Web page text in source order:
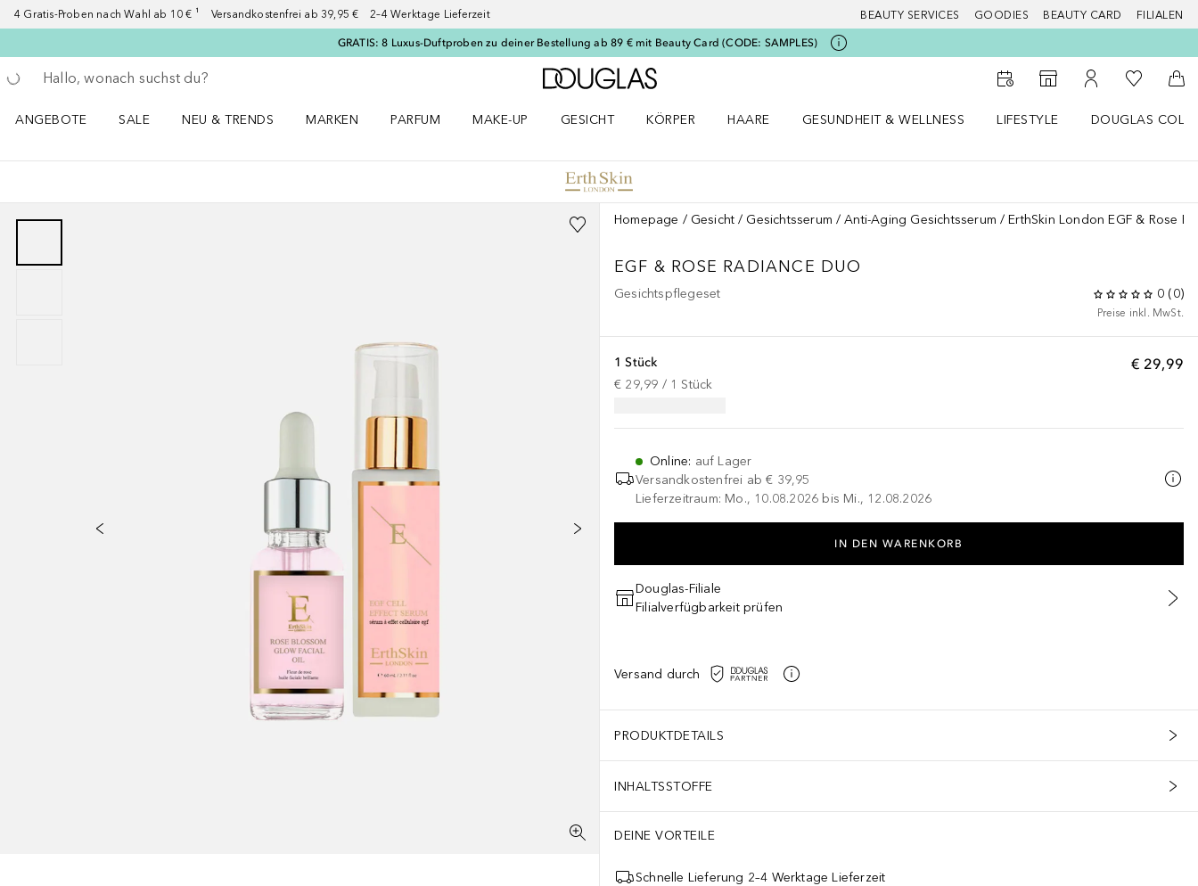
4 Gratis-Proben nach Wahl ab 10 € ¹ Versandkostenfrei ab 39,95 € 2–4 Werktage Lieferzeit BEAUTY SERVICES GOODIES BEAUTY CARD FILIALEN
GRATIS: 8 Luxus-Duftproben zu deiner Bestellung ab 89 € mit Beauty Card (CODE: SAMPLES)
Gehe zurück
Suche ausführen
Zur Douglas Startseite
Zum Storefinder
Zu Meinem
Zu Meiner
ANGEBOTE
SALE
NEU & TRENDS
MARKEN
PARFUM
MAKE-UP
GESICHT
KÖRPER
HAARE
GESUNDHEIT & WELLNESS
LIFESTYLE
DOUGLAS
Homepage Gesicht Gesichtsserum Anti-Aging Gesichtsserum ErthSkin London EGF & Rose
EGF & ROSE RADIANCE DUO
Gesichtspflegeset 0 (0)
Preise inkl. MwSt.
€ 29,99
1 Stück
€ 29,99 / 1 Stück
Online: auf Lager
Versandkostenfrei ab € 39,95
Lieferzeitraum: Mo., 10.08.2026 bis Mi., 12.08.2026
IN DEN WARENKORB
Douglas-Filiale
Filialverfügbarkeit prüfen
Versand durch
PRODUKTDETAILS
INHALTSSTOFFE
Behandlung oder als Teil einer umfassenden Hautpflegeroutine verwendet werden.**Anwendungstipps:*** Tragen Sie das Serum nach der Reinigung und
DEINE VORTEILE
Schnelle Lieferung 2–4 Werktage Lieferzeit